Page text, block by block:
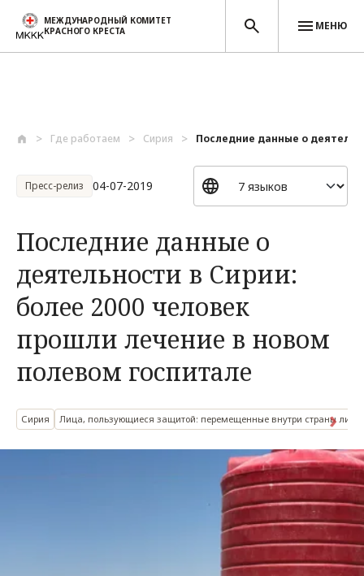
МЕЖДУНАРОДНЫЙ КОМИТЕТ
КРАСНОГО КРЕСТА
МЕНЮ
Где работаем Сирия Последние данные о
Пресс-релиз 04-07-2019
Последние данные о
деятельности в Сирии:
более 2000 человек
прошли лечение в новом
полевом госпитале
Сирия Лица, пользующиеся защитой: перемещенные внутри страны лица